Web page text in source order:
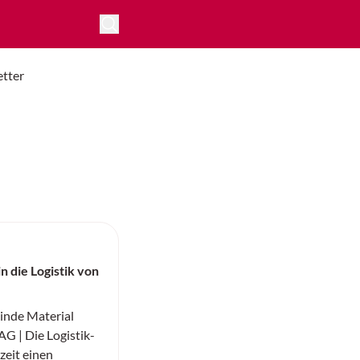
die Logistik von
Material
| Die Logistik-
einen